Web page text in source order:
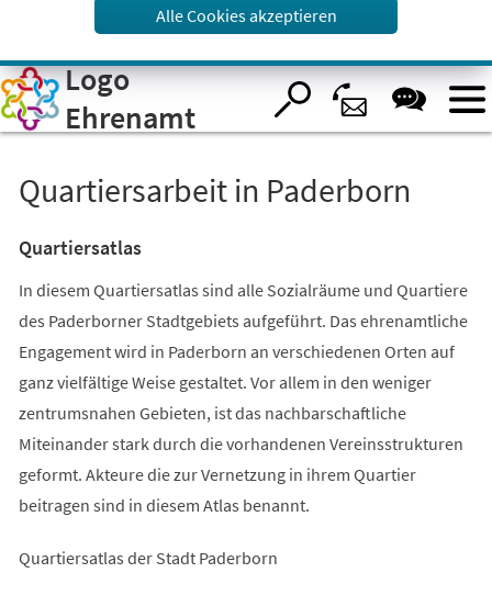
Visuelle
Assistenzsoftware
öffnen.
Alle Cookies akzeptieren
Logo
Ehrenamt
Quartiersarbeit in Paderborn
Quartiersatlas
In diesem Quartiersatlas sind alle Sozialräume und Quartiere
des Paderborner Stadtgebiets aufgeführt. Das ehrenamtliche
Engagement wird in Paderborn an verschiedenen Orten auf
ganz vielfältige Weise gestaltet. Vor allem in den weniger
zentrumsnahen Gebieten, ist das nachbarschaftliche
Miteinander stark durch die vorhandenen Vereinsstrukturen
geformt. Akteure die zur Vernetzung in ihrem Quartier
beitragen sind in diesem Atlas benannt.
Quartiersatlas der Stadt Paderborn